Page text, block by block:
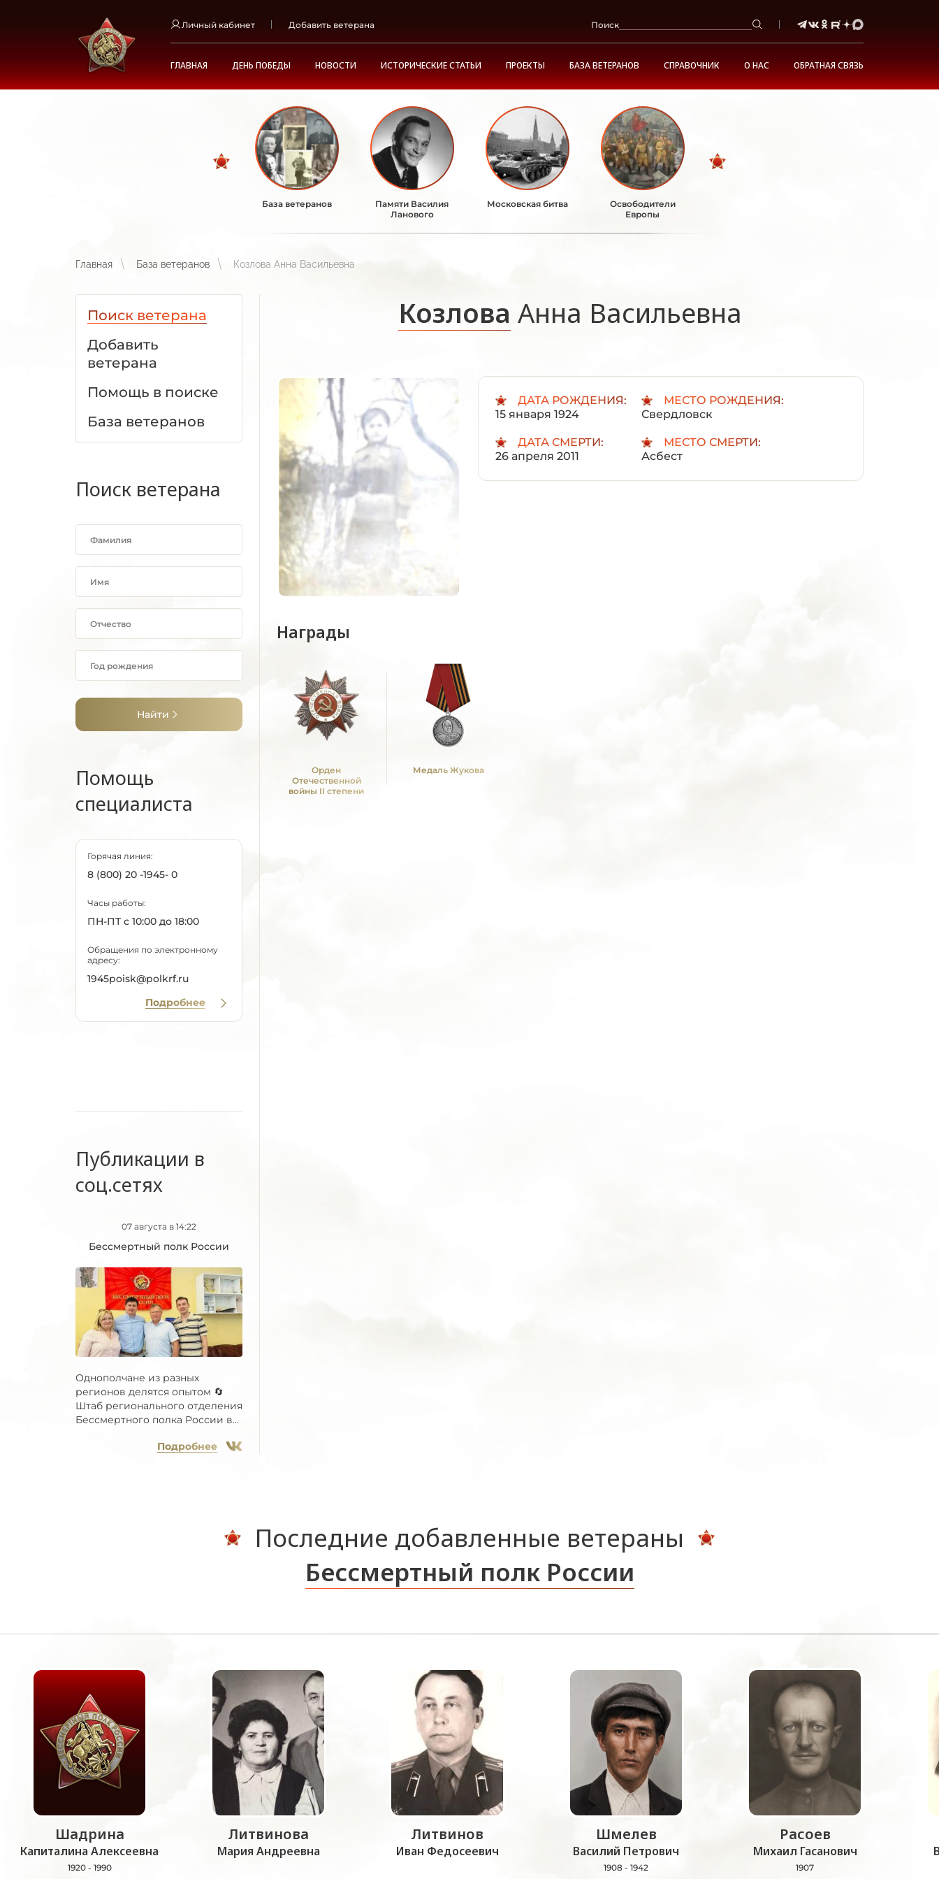
Личный кабинет Добавить ветерана Поиск
ГЛАВНАЯ ДЕНЬ ПОБЕДЫ НОВОСТИ ИСТОРИЧЕСКИЕ СТАТЬИ ПРОЕКТЫ БАЗА ВЕТЕРАНОВ СПРАВОЧНИК О НАС ОБРАТНАЯ СВЯЗЬ
База ветеранов
Памяти Василия
Ланового
Московская битва
Освободители
Европы
Главная База ветеранов Козлова Анна Васильевна
Поиск ветерана
Добавить
ветерана
Помощь в поиске
База ветеранов
Поиск ветерана
Найти
Помощь
специалиста
Горячая линия:
8 (800) 20 -1945- 0
Часы работы:
ПН-ПТ с 10:00 до 18:00
Обращения по электронному
адресу:
1945poisk@polkrf.ru
Подробнее
Публикации в
соц.сетях
07 августа в 14:22
Бессмертный полк России
Однополчане из разных
регионов делятся опытом 🔄
Штаб регионального отделения
Бессмертного полка России в...
Подробнее
Козлова Анна Васильевна
ДАТА РОЖДЕНИЯ:
15 января 1924
МЕСТО РОЖДЕНИЯ:
Свердловск
ДАТА СМЕРТИ:
26 апреля 2011
МЕСТО СМЕРТИ:
Асбест
Награды
Орден
Отечественной
войны II степени
Медаль Жукова
Последние добавленные ветераны
Бессмертный полк России
Шадрина
Капиталина Алексеевна
1920 - 1990
Литвинова
Мария Андреевна
Литвинов
Иван Федосеевич
Шмелев
Василий Петрович
1908 - 1942
Расоев
Михаил Гасанович
1907